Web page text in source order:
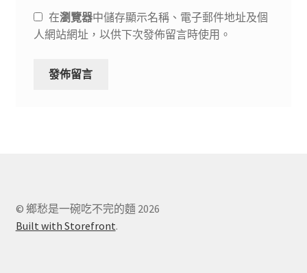
在瀏覽器中儲存顯示名稱、電子郵件地址及個
人網站網址，以供下次發佈留言時使用。
© 鄉愁是一碗吃不完的麵 2026
Built with Storefront.